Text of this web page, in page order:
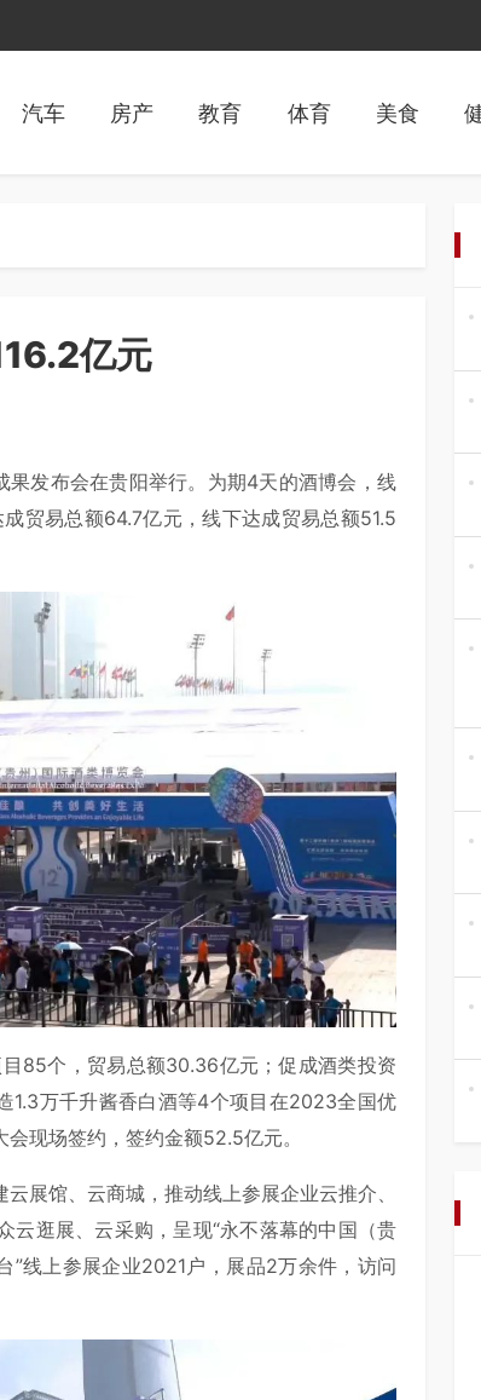
汽车 房产 教育 体育 美食
亿元
发布会在贵阳举行。为期4天的酒博会，线
贸易总额64.7亿元，线下达成贸易总额51.5
85个，贸易总额30.36亿元；促成酒类投资
1.3万千升酱香白酒等4个项目在2023全国优
现场签约，签约金额52.5亿元。
展馆、云商城，推动线上参展企业云推介、
云逛展、云采购，呈现“永不落幕的中国（贵
”线上参展企业2021户，展品2万余件，访问